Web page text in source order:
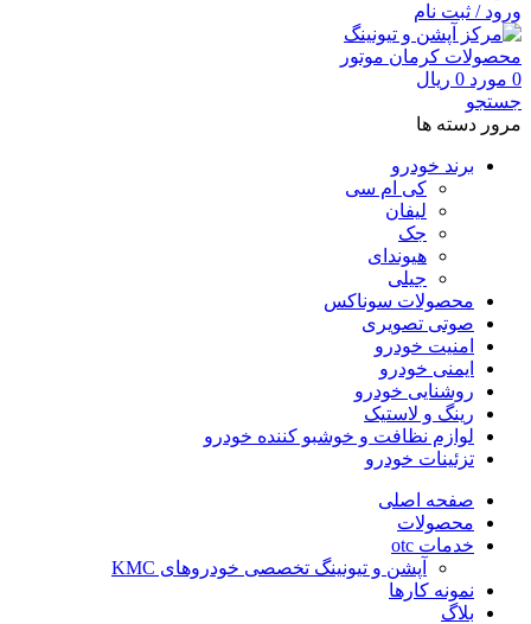
ورود / ثبت نام
0 مورد 0 ریال
جستجو
مرور دسته ها
برند خودرو
کی ام سی
لیفان
جک
هیوندای
جیلی
محصولات سوناکس
صوتی تصویری
امنیت خودرو
ایمنی خودرو
روشنایی خودرو
رینگ و لاستیک
لوازم نظافت و خوشبو کننده خودرو
تزئینات خودرو
صفحه اصلی
محصولات
خدمات otc
آپشن و تیونینگ تخصصی خودروهای KMC
نمونه کارها
بلاگ